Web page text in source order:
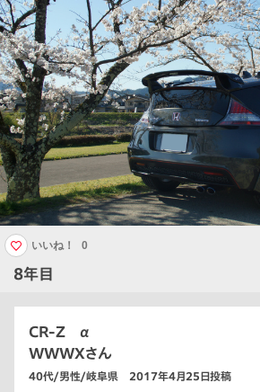
8年目
いいね！ 0
CR-Z α
WWWXさん
40代/男性/岐阜県 2017年4月25日投稿